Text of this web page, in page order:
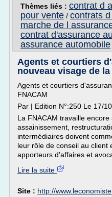
Thèmes liés : contrat d
pour vente / contrats
marche de l
contrat d'assurance
assurance automobile
Agents et courtiers
nouveau visage de la
Agents et courtiers
FNACAM
Par | Edition N°:250 Le 17/
La FNACAM travaille
assainissement,
intermédiaires doivent
leur rôle de conseil au client
apporteurs d'affaires et
Lire la suite
Site : http://